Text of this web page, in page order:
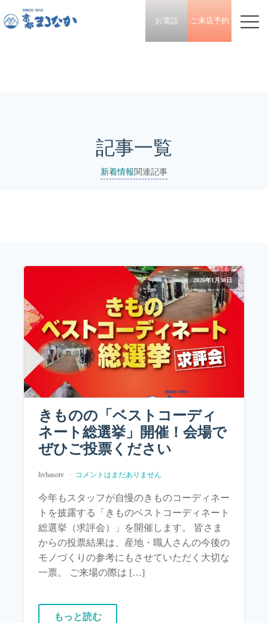
お電話 ご来店予約
記事一覧
新着情報関連記事
2026年1月30日
きものの「ベストコーディ
ネート総選挙」開催！会場で
ぜひご投票ください
hvhasotv コメントはまだありません
今年もスタッフが自慢のきものコーディネー
トを披露する「きものベストコーディネート
総選挙（求評会）」を開催します。 皆さま
からの投票結果は、産地・職人さんの今後の
モノづくりの参考にもさせていただく大切な
一票。 ご来場の際は […]
もっと読む